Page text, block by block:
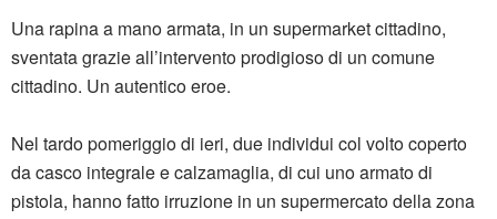
Una rapina a mano armata, in un supermarket cittadino,
sventata grazie all’intervento prodigioso di un comune
cittadino. Un autentico eroe.
Nel tardo pomeriggio di ieri, due individui col volto coperto
da casco integrale e calzamaglia, di cui uno armato di
pistola, hanno fatto irruzione in un supermercato della zona